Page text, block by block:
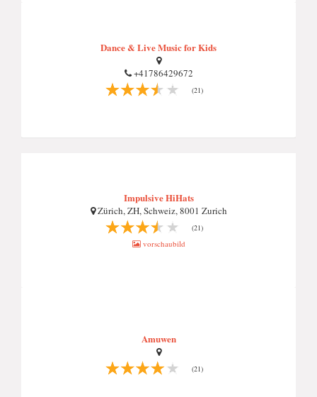
Dance & Live Music for Kids
+41786429672
(21)
Impulsive HiHats
Zürich, ZH, Schweiz, 8001 Zurich
(21)
vorschaubild
Amuwen
(21)